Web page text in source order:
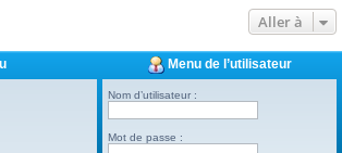
Aller à
Menu de l’utilisateur
Nom d’utilisateur :
Mot de passe :